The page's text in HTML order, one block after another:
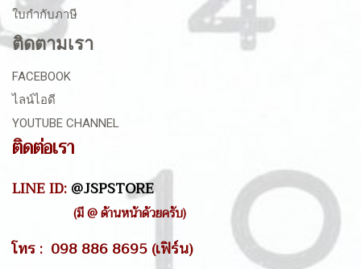
ใบกำกับภาษี
ติดตามเรา
FACEBOOK
ไลน์ไอดี
YOUTUBE CHANNEL
ติดต่อเรา
LINE ID:@JSPSTORE
(มี @ ด้านหน้าด้วยครับ)
โทร : 098 886 8695 (เฟิร์น)